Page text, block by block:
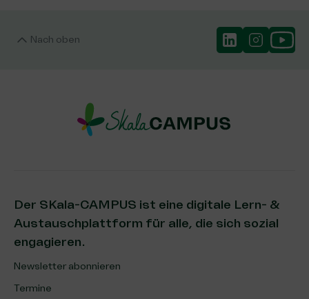
Nach oben
Der SKala-CAMPUS ist eine digitale Lern- &
Austauschplattform für alle, die sich sozial
engagieren.
Newsletter abonnieren
Termine